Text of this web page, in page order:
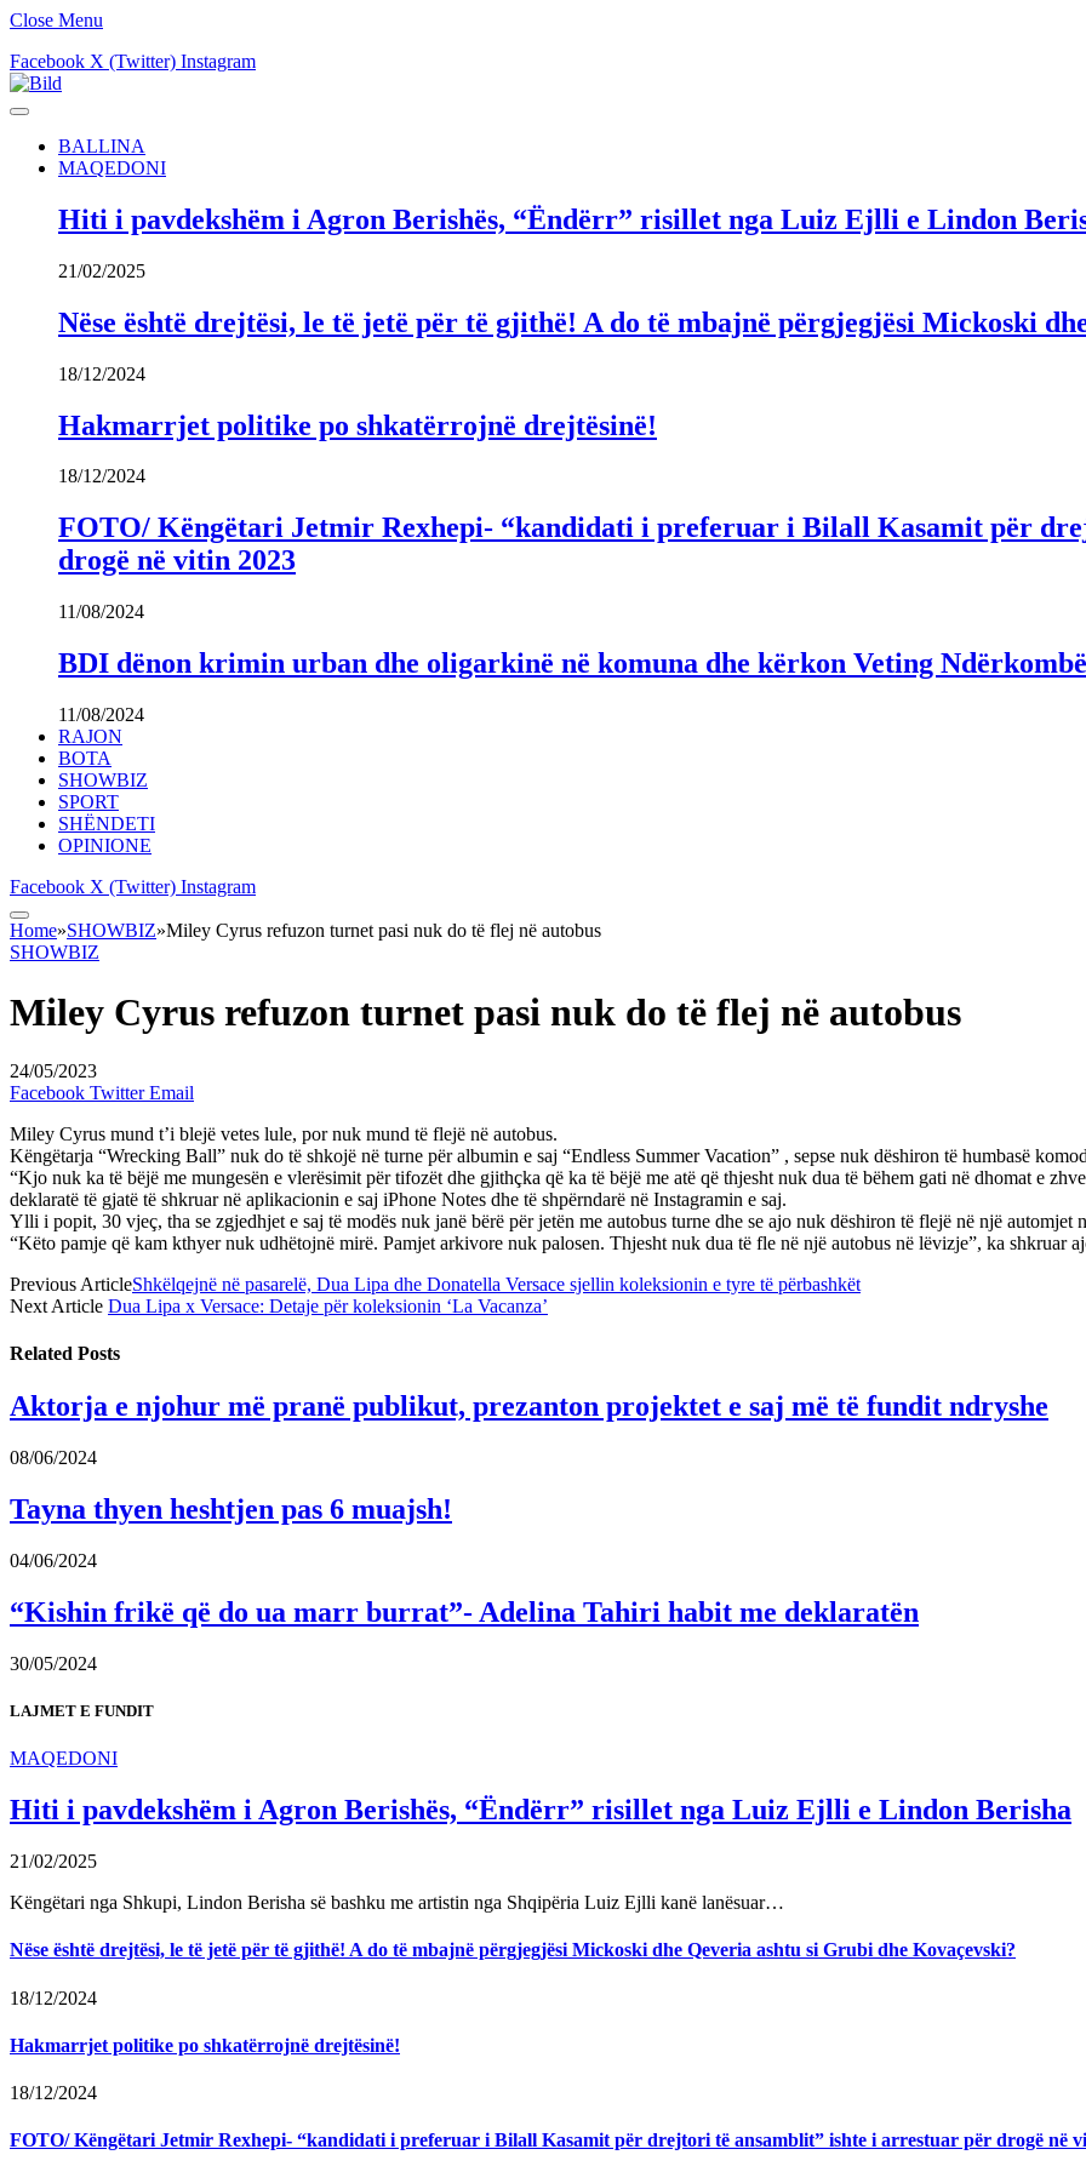
Close Menu
Facebook X (Twitter) Instagram
BALLINA
MAQEDONI
Hiti i pavdekshëm i Agron Berishës, “Ëndërr” risillet nga Luiz Ejlli e Lindon
21/02/2025
Nëse është drejtësi, le të jetë për të gjithë! A do të mbajnë përgjegjësi Mickoski
18/12/2024
Hakmarrjet politike po shkatërrojnë drejtësinë!
18/12/2024
FOTO/ Këngëtari Jetmir Rexhepi- “kandidati i preferuar i Bilall Kasamit për
drogë në vitin 2023
11/08/2024
BDI dënon krimin urban dhe oligarkinë në komuna dhe kërkon Veting
11/08/2024
RAJON
BOTA
SHOWBIZ
SPORT
SHËNDETI
OPINIONE
Facebook X (Twitter) Instagram
Home»SHOWBIZ»Miley Cyrus refuzon turnet pasi nuk do të flej në autobus
SHOWBIZ
Miley Cyrus refuzon turnet pasi nuk do të flej në autobus
24/05/2023
Facebook Twitter Email
Miley Cyrus mund t’i blejë vetes lule, por nuk mund të flejë në autobus.
Këngëtarja “Wrecking Ball” nuk do të shkojë në turne për albumin e saj “Endless Summer Vacation” , sepse nuk dëshiron të humbasë
“Kjo nuk ka të bëjë me mungesën e vlerësimit për tifozët dhe gjithçka që ka të bëjë me atë që thjesht nuk dua të bëhem gati në dhomat e
deklaratë të gjatë të shkruar në aplikacionin e saj iPhone Notes dhe të shpërndarë në Instagramin e saj.
Ylli i popit, 30 vjeç, tha se zgjedhjet e saj të modës nuk janë bërë për jetën me autobus turne dhe se ajo nuk dëshiron të flejë në një automjet
“Këto pamje që kam kthyer nuk udhëtojnë mirë. Pamjet arkivore nuk palosen. Thjesht nuk dua të fle në një autobus në lëvizje”, ka shkruar
Previous ArticleShkëlqejnë në pasarelë, Dua Lipa dhe Donatella Versace sjellin koleksionin e tyre të përbashkët
Next Article Dua Lipa x Versace: Detaje për koleksionin ‘La Vacanza’
Related Posts
Aktorja e njohur më pranë publikut, prezanton projektet e saj më të fundit ndryshe
08/06/2024
Tayna thyen heshtjen pas 6 muajsh!
04/06/2024
“Kishin frikë që do ua marr burrat”- Adelina Tahiri habit me deklaratën
30/05/2024
LAJMET E FUNDIT
MAQEDONI
Hiti i pavdekshëm i Agron Berishës, “Ëndërr” risillet nga Luiz Ejlli e Lindon Berisha
21/02/2025
Këngëtari nga Shkupi, Lindon Berisha së bashku me artistin nga Shqipëria Luiz Ejlli kanë lanësuar…
Nëse është drejtësi, le të jetë për të gjithë! A do të mbajnë përgjegjësi Mickoski dhe Qeveria ashtu si Grubi dhe Kovaçevski?
18/12/2024
Hakmarrjet politike po shkatërrojnë drejtësinë!
18/12/2024
FOTO/ Këngëtari Jetmir Rexhepi- “kandidati i preferuar i Bilall Kasamit për drejtori të ansamblit” ishte i arrestuar për drogë në